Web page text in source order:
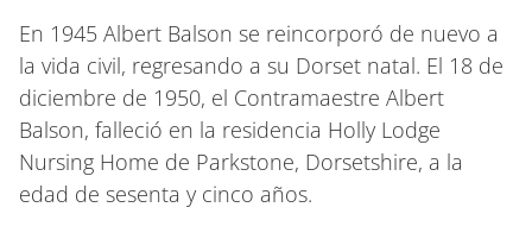
En 1945 Albert Balson se reincorporó de nuevo a
la vida civil, regresando a su Dorset natal. El 18 de
diciembre de 1950, el Contramaestre Albert
Balson, falleció en la residencia Holly Lodge
Nursing Home de Parkstone, Dorsetshire, a la
edad de sesenta y cinco años.